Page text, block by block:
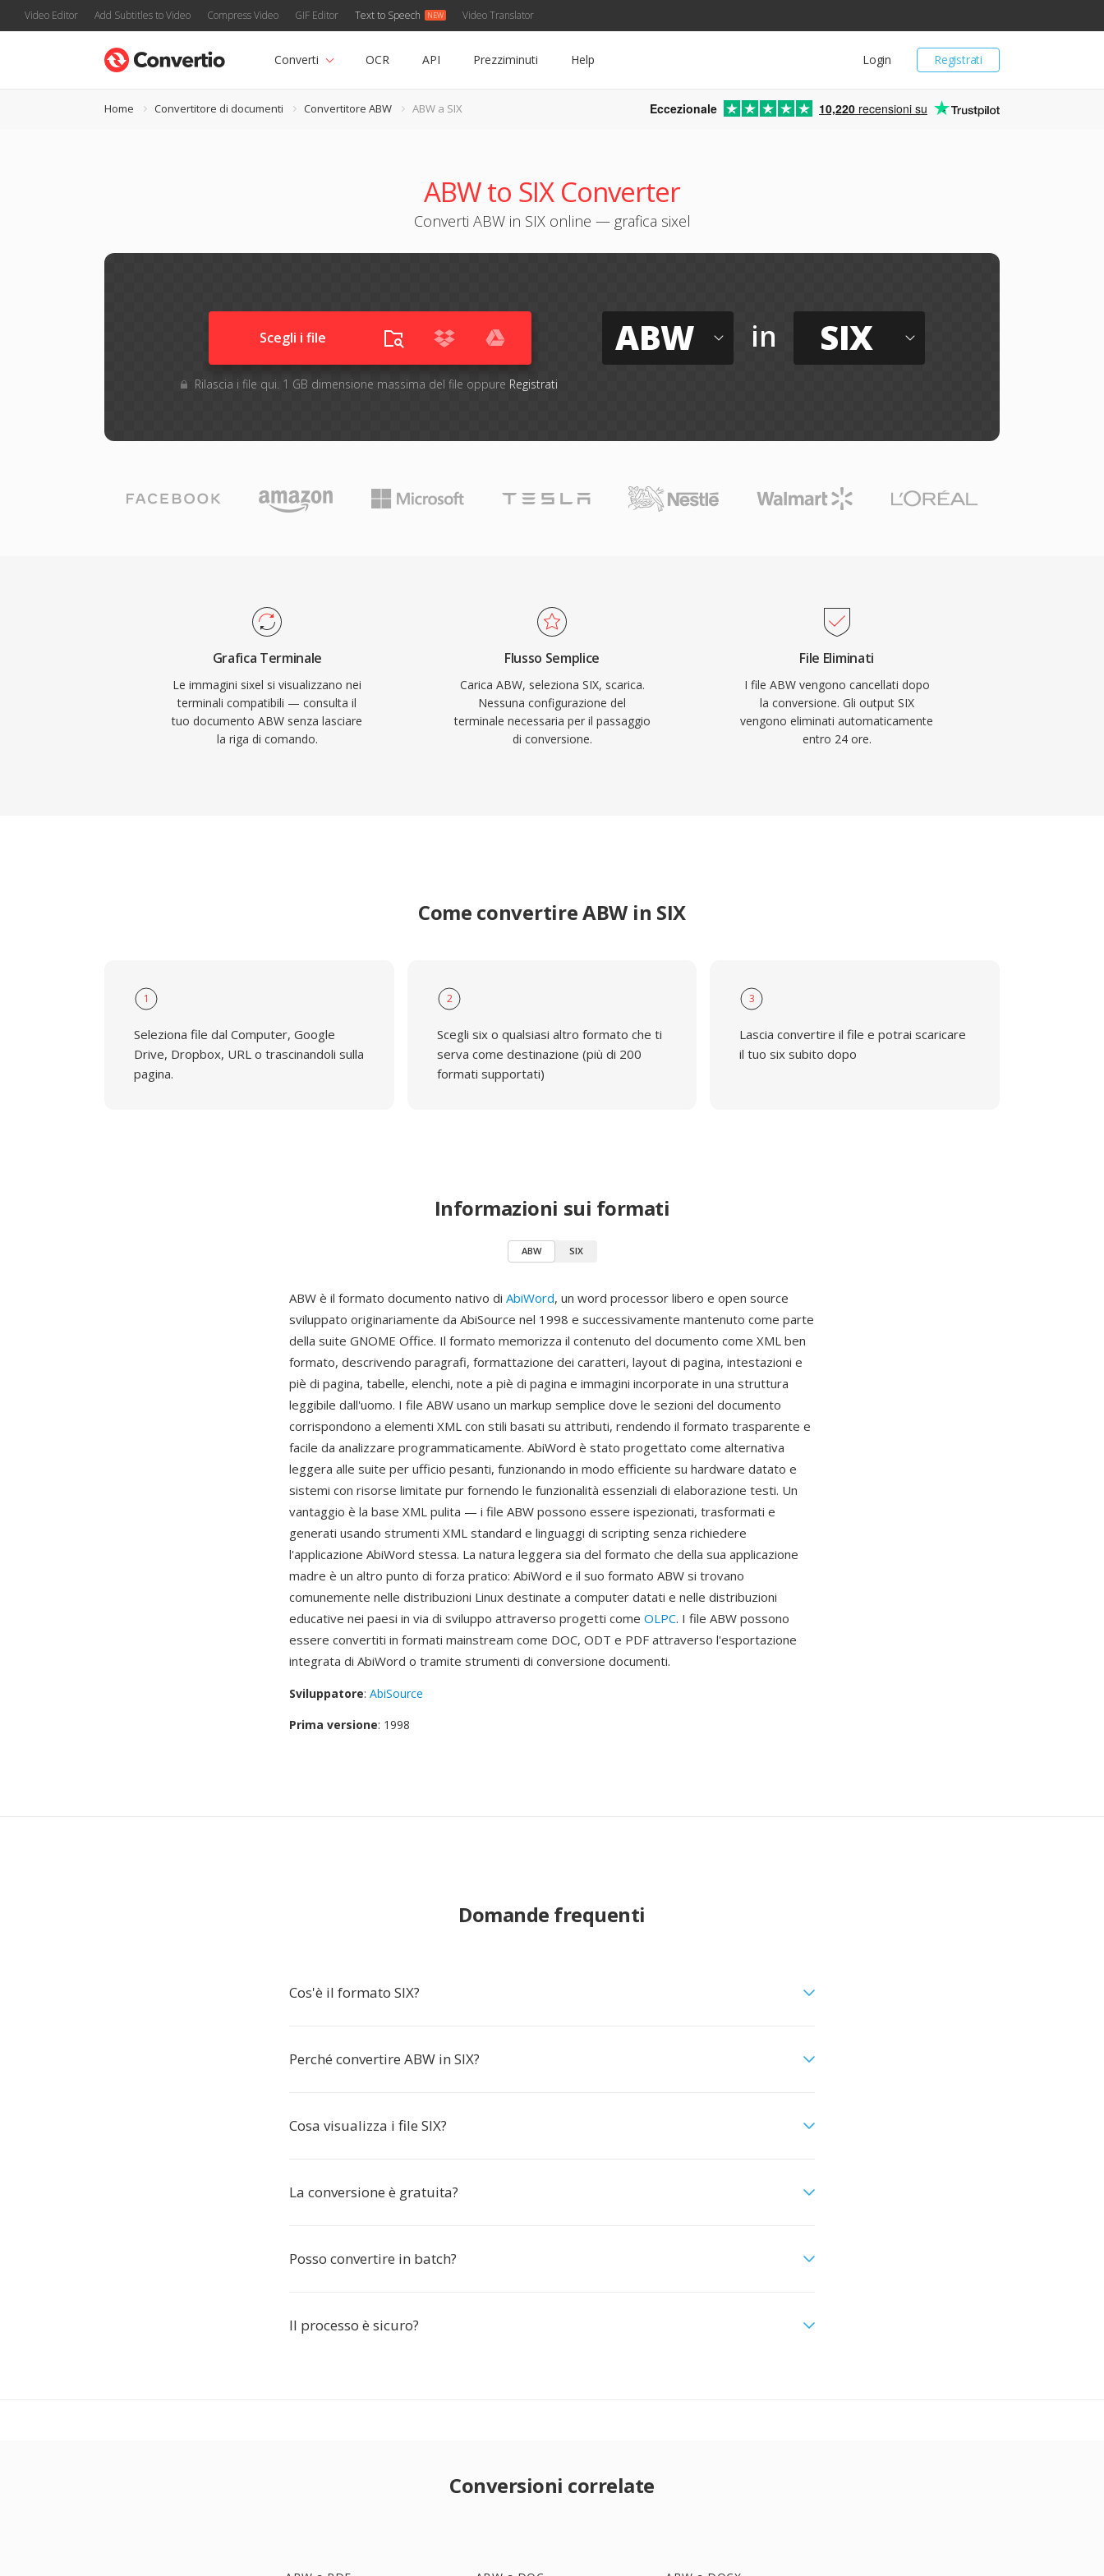
Video Editor Add Subtitles to Video Compress Video GIF Editor Text to Speech Video Translator
Registrati
Login
Converti OCR API Prezziminuti Help
Home Convertitore di documenti Convertitore ABW ABW a SIX Eccezionale 10,220 recensioni su
ABW to SIX Converter
Converti ABW in SIX online — grafica sixel
Scegli i file
Rilascia i file qui. 1 GB dimensione massima del file oppure Registrati
ABW in SIX
Grafica Terminale
Le immagini sixel si visualizzano nei
terminali compatibili — consulta il
tuo documento ABW senza lasciare
la riga di comando.
Flusso Semplice
Carica ABW, seleziona SIX, scarica.
Nessuna configurazione del
terminale necessaria per il passaggio
di conversione.
File Eliminati
I file ABW vengono cancellati dopo
la conversione. Gli output SIX
vengono eliminati automaticamente
entro 24 ore.
Come convertire ABW in SIX
1
Seleziona file dal Computer, Google
Drive, Dropbox, URL o trascinandoli sulla
pagina.
2
Scegli six o qualsiasi altro formato che ti
serva come destinazione (più di 200
formati supportati)
3
Lascia convertire il file e potrai scaricare
il tuo six subito dopo
Informazioni sui formati
ABW SIX
ABW è il formato documento nativo di AbiWord, un word processor libero e open source
sviluppato originariamente da AbiSource nel 1998 e successivamente mantenuto come parte
della suite GNOME Office. Il formato memorizza il contenuto del documento come XML ben
formato, descrivendo paragrafi, formattazione dei caratteri, layout di pagina, intestazioni e
piè di pagina, tabelle, elenchi, note a piè di pagina e immagini incorporate in una struttura
leggibile dall'uomo. I file ABW usano un markup semplice dove le sezioni del documento
corrispondono a elementi XML con stili basati su attributi, rendendo il formato trasparente e
facile da analizzare programmaticamente. AbiWord è stato progettato come alternativa
leggera alle suite per ufficio pesanti, funzionando in modo efficiente su hardware datato e
sistemi con risorse limitate pur fornendo le funzionalità essenziali di elaborazione testi. Un
vantaggio è la base XML pulita — i file ABW possono essere ispezionati, trasformati e
generati usando strumenti XML standard e linguaggi di scripting senza richiedere
l'applicazione AbiWord stessa. La natura leggera sia del formato che della sua applicazione
madre è un altro punto di forza pratico: AbiWord e il suo formato ABW si trovano
comunemente nelle distribuzioni Linux destinate a computer datati e nelle distribuzioni
educative nei paesi in via di sviluppo attraverso progetti come OLPC. I file ABW possono
essere convertiti in formati mainstream come DOC, ODT e PDF attraverso l'esportazione
integrata di AbiWord o tramite strumenti di conversione documenti.
Sviluppatore: AbiSource
Prima versione: 1998
Domande frequenti
Cos'è il formato SIX?
Perché convertire ABW in SIX?
Cosa visualizza i file SIX?
La conversione è gratuita?
Posso convertire in batch?
Il processo è sicuro?
Conversioni correlate